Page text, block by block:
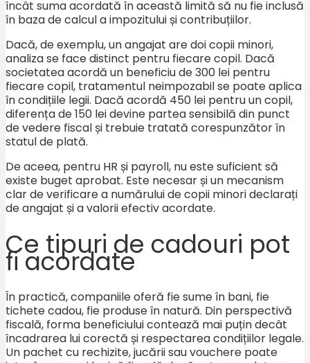
încât suma acordată în această limită să nu fie inclusă
în baza de calcul a impozitului și contribuțiilor.
Dacă, de exemplu, un angajat are doi copii minori,
analiza se face distinct pentru fiecare copil. Dacă
societatea acordă un beneficiu de 300 lei pentru
fiecare copil, tratamentul neimpozabil se poate aplica
în condițiile legii. Dacă acordă 450 lei pentru un copil,
diferența de 150 lei devine partea sensibilă din punct
de vedere fiscal și trebuie tratată corespunzător în
statul de plată.
De aceea, pentru HR și payroll, nu este suficient să
existe buget aprobat. Este necesar și un mecanism
clar de verificare a numărului de copii minori declarați
de angajat și a valorii efectiv acordate.
Ce tipuri de cadouri pot
fi acordate
În practică, companiile oferă fie sume în bani, fie
tichete cadou, fie produse în natură. Din perspectivă
fiscală, forma beneficiului contează mai puțin decât
încadrarea lui corectă și respectarea condițiilor legale.
Un pachet cu rechizite, jucării sau vouchere poate